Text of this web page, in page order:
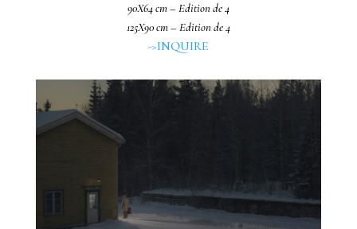
90X64 cm – Edition de 4
125X90 cm – Edition de 4
->INQUIRE